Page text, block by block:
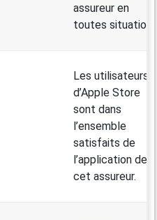
assureur en
toutes
Les utilisateurs
d’Apple Store
sont dans
l’ensemble
satisfaits de
l’application de
cet assureur.